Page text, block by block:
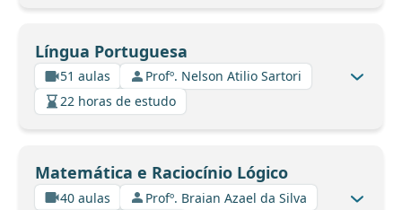
Língua Portuguesa
51 aulas
Profº. Nelson Atilio Sartori
22 horas de estudo
Matemática e Raciocínio Lógico
40 aulas
Profº. Braian Azael da Silva